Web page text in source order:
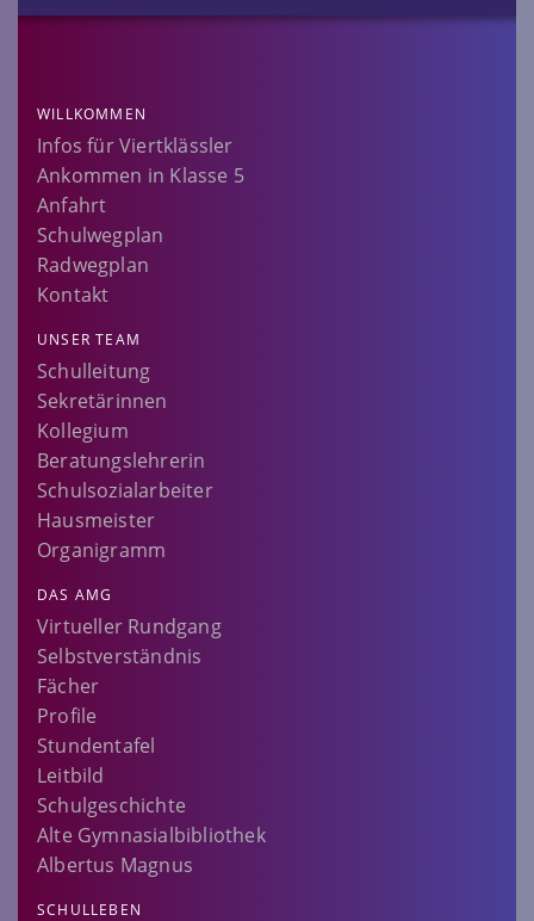
WILLKOMMEN
Infos für Viertklässler
Ankommen in Klasse 5
Anfahrt
Schulwegplan
Radwegplan
Kontakt
UNSER TEAM
Schulleitung
Sekretärinnen
Kollegium
Beratungslehrerin
Schulsozialarbeiter
Hausmeister
Organigramm
DAS AMG
Virtueller Rundgang
Selbstverständnis
Fächer
Profile
Stundentafel
Leitbild
Schulgeschichte
Alte Gymnasialbibliothek
Albertus Magnus
SCHULLEBEN